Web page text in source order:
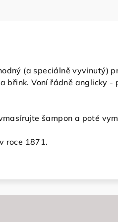
(a speciálně vyvinutý)
a břink.Voní řádně anglicky -
šampon a poté
roce 1871.